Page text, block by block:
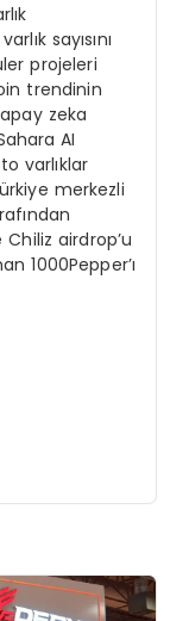
sayısını
projeleri
trendinin
zeka
AI
varlıklar
merkezli
airdrop’u
1000Pepper’ı